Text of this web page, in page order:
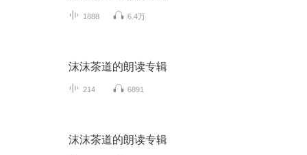
1888 6.4万
沫沫茶道的朗读专辑
214 6891
沫沫茶道的朗读专辑